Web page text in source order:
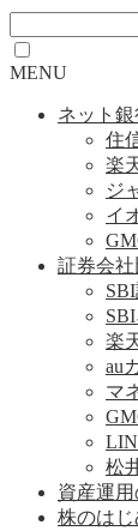
MENU
ネット
住
楽
ジ
イ
証券会社
楽
au
マ
松
資産運
株のは